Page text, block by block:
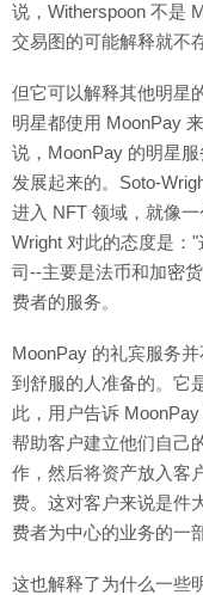
说，Witherspoon 不是
交易图的可能解释就不
但它可以解释其他明星
明星都使用 MoonPay
说，MoonPay 的明星
发展起来的。Soto-
进入 NFT 领域，就像
Wright 对此的态度是：
司--主要是法币和加密
费者的服务。
MoonPay 的礼宾服务
到舒服的人准备的。它
此，用户告诉
帮助客户建立他们自己
作，然后将资产放入客
费。这对客户来说是件
费者为中心的业务的一
这也解释了为什么一些